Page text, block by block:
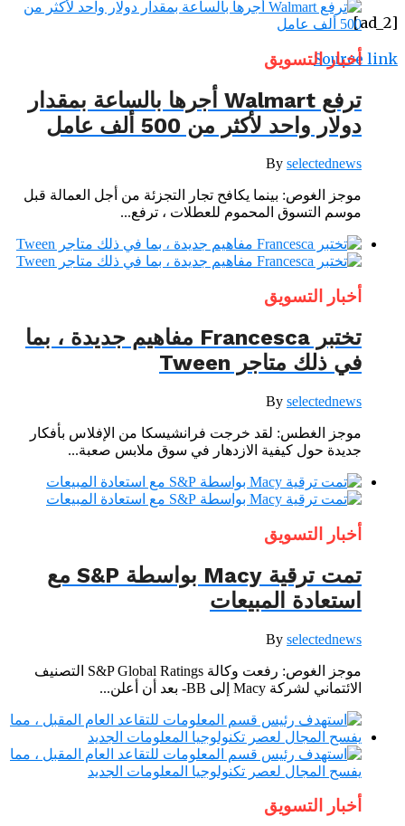
[ad_2]
Source link
أخبار التسويق
ترفع Walmart أجرها بالساعة بمقدار
دولار واحد لأكثر من 500 ألف عامل
By selectednews
موجز الغوص: بينما يكافح تجار التجزئة من أجل العمالة قبل
موسم التسوق المحموم للعطلات ، ترفع...
أخبار التسويق
تختبر Francesca مفاهيم جديدة ، بما
في ذلك متاجر Tween
By selectednews
موجز الغطس: لقد خرجت فرانشيسكا من الإفلاس بأفكار
جديدة حول كيفية الازدهار في سوق ملابس صعبة...
أخبار التسويق
تمت ترقية Macy بواسطة S&P مع
استعادة المبيعات
By selectednews
موجز الغوص: رفعت وكالة S&P Global Ratings التصنيف
الائتماني لشركة Macy إلى BB- بعد أن أعلن...
أخبار التسويق